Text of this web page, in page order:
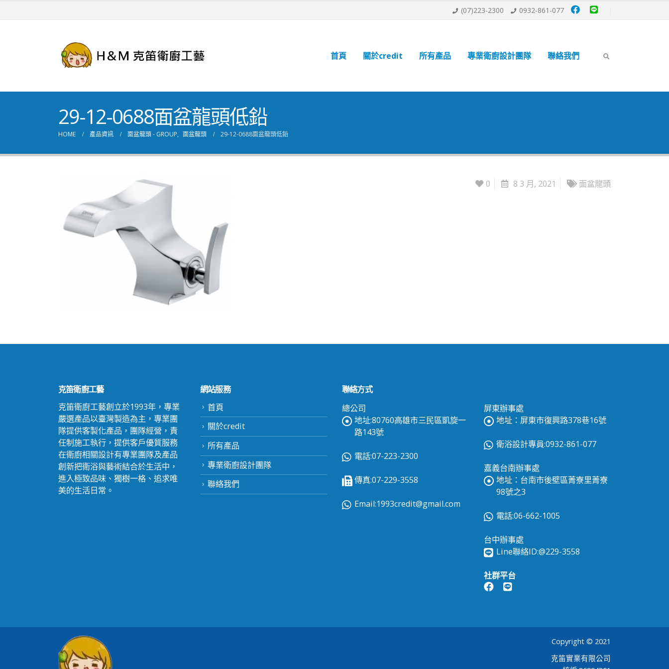
(07)223-2300 0932-861-077
首頁 關於credit 所有產品 專業衛廚設計團隊 聯絡我們
29-12-0688面盆龍頭低鉛
HOME 產品資訊 面盆龍頭 - GROUP, 面盆龍頭 29-12-0688面盆龍頭低鉛
0 8 3 月, 2021 面盆龍頭
克笛衛廚工藝
克笛衛廚工藝創立於1993年，專業
嚴選產品以臺灣製造為主，專業團
隊提供客製化產品，團隊經營，責
任制施工執行，提供客戶優質服務
在衛廚相關設計有專業團隊及產品
創新把衛浴與藝術結合於生活中，
進入極致品味、獨樹一格、追求唯
美的生活日常。
網站服務
首頁
關於credit
所有產品
專業衛廚設計團隊
聯絡我們
聯絡方式
總公司
地址:80760高雄市三民區凱旋一
路143號
電話:07-223-2300
傳真:07-229-3558
Email:1993credit@gmail.com
屏東辦事處
地址：屏東市復興路378巷16號
衛浴設計專員:0932-861-077
嘉義台南辦事處
地址：台南市後壁區菁寮里菁寮
98號之3
電話:06-662-1005
台中辦事處
Line聯絡ID:@229-3558
社群平台
Copyright © 2021
克笛實業有限公司